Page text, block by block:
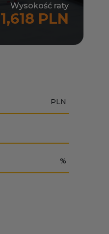
Wysokość raty
1,618 PLN
PLN
%